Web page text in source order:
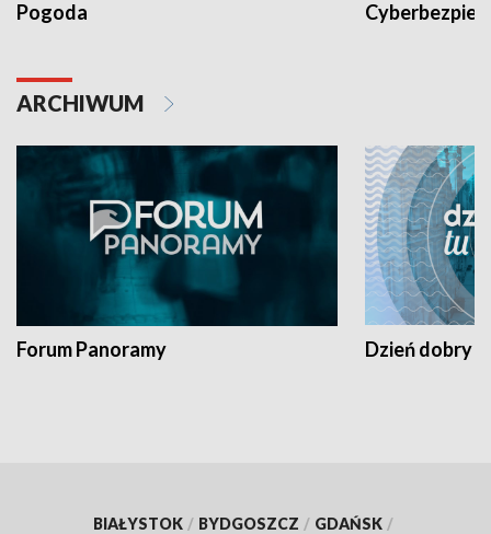
Pogoda
ARCHIWUM
Forum Panoramy Dzień dobry
BIAŁYSTOK / BYDGOSZCZ / GDAŃSK /